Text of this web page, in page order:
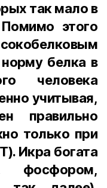
так мало в
этого
белка в
человека
учитывая,
правильно
только при
Икра богата
фосфором,